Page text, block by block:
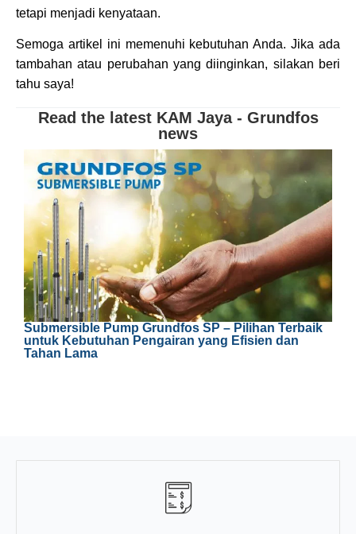
tetapi menjadi kenyataan.
Semoga artikel ini memenuhi kebutuhan Anda. Jika ada
tambahan atau perubahan yang diinginkan, silakan beri
tahu saya!
Read the latest KAM Jaya - Grundfos
news
Submersible Pump Grundfos SP – Pilihan Terbaik
untuk Kebutuhan Pengairan yang Efisien dan
Tahan Lama